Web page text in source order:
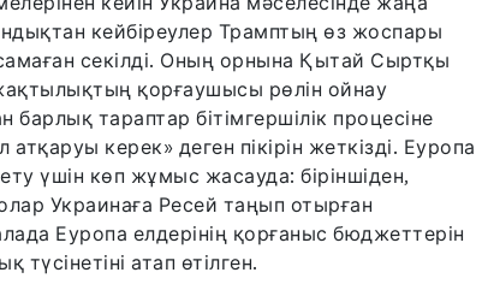
кейбіреулер Трамптың өз жоспары
секілді. Оның орнына Қытай Сыртқы
қорғаушысы рөлін ойнау
тараптар бітімгершілік процесіне
керек» деген пікірін жеткізді. Еуропа
үшін көп жұмыс жасауда: біріншіден,
Украинаға Ресей таңып отырған
Еуропа елдерінің қорғаныс бюджеттерін
түсінетіні атап өтілген.